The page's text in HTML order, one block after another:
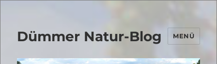
Dümmer Natur-Blog MENÜ